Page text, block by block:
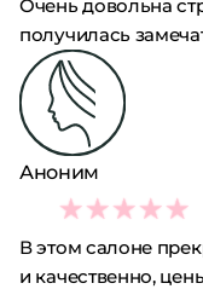
Очень довольна
получилась
Аноним
5
В этом салоне
и качественно,